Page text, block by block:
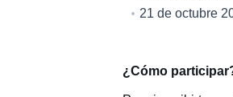
21 de octubre
¿Cómo